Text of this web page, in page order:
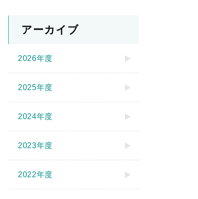
アーカイブ
2026年度
2025年度
2024年度
2023年度
2022年度